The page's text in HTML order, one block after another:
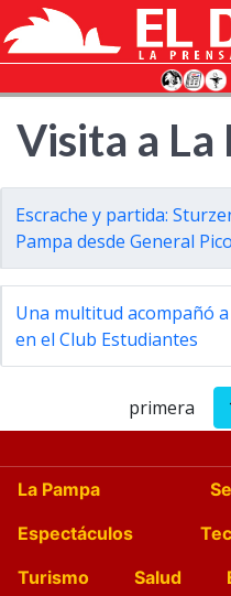
Visita a La
Escrache y partida:
Pampa desde General Pico
Una multitud acompañó
en el Club Estudiantes
primera
La Pampa
Espectáculos
Turismo
Salud